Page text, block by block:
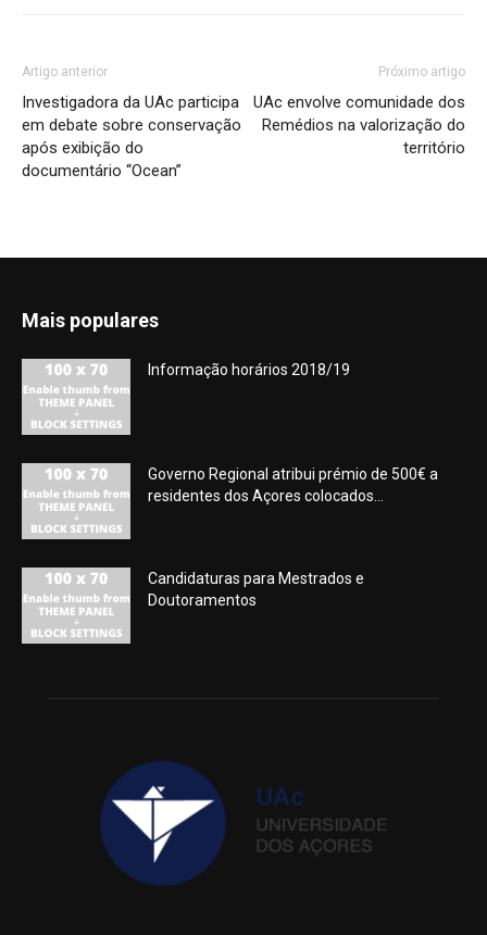
Artigo anterior
Investigadora da UAc participa
em debate sobre conservação
após exibição do
documentário “Ocean”
Próximo artigo
UAc envolve comunidade dos
Remédios na valorização do
território
Mais populares
Informação horários 2018/19
Governo Regional atribui prémio de 500€ a
residentes dos Açores colocados...
Candidaturas para Mestrados e
Doutoramentos